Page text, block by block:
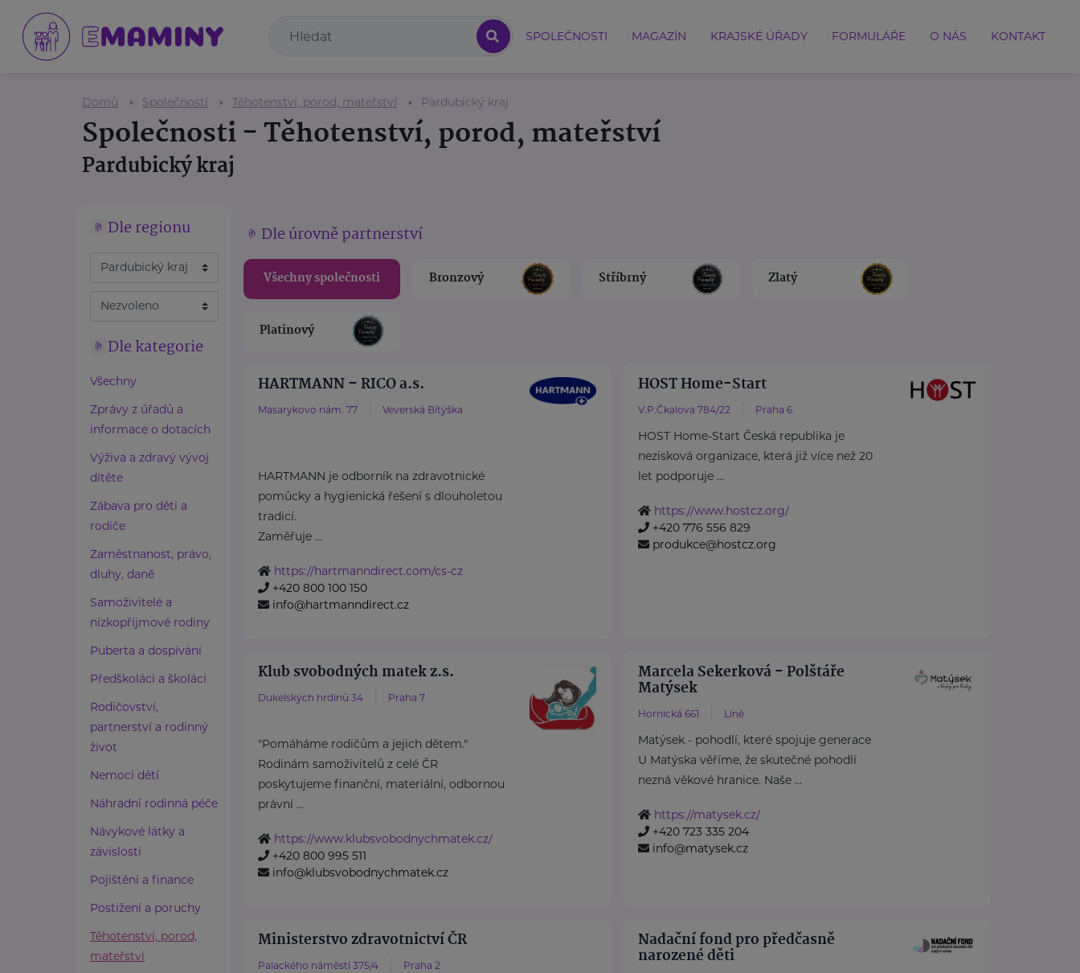
SPOLEČNOSTI MAGAZÍN KRAJSKÉ ÚŘADY FORMULÁŘE O NÁS KONTAKT
Domů Společnosti Těhotenství, porod, mateřství Pardubický kraj
Společnosti - Těhotenství, porod, mateřství
Pardubický kraj
Dle regionu
Dle kategorie
Všechny
Zprávy z úřadů a
informace o dotacích
Výživa a zdravý vývoj
dítěte
Zábava pro děti a
rodiče
Zaměstnanost, právo,
dluhy, daně
Samoživitelé a
nízkopříjmové rodiny
Puberta a dospívání
Předškoláci a školáci
Rodičovství,
partnerství a rodinný
život
Nemoci dětí
Náhradní rodinná péče
Návykové látky a
závislosti
Pojištění a finance
Postižení a poruchy
Těhotenství, porod,
mateřství
Dle úrovně partnerství
Všechny společnosti Bronzový Stříbrný Zlatý
Platinový
HARTMANN – RICO a.s.
Masarykovo nám. 77 Veverská Bítýška
HARTMANN je odborník na zdravotnické
pomůcky a hygienická řešení s dlouholetou
tradicí.
Zaměřuje ...
https://hartmanndirect.com/cs-cz
+420 800 100 150
info@hartmanndirect.cz
HOST Home-Start
V.P.Čkalova 784/22 Praha 6
HOST Home-Start Česká republika je
nezisková organizace, která již více než 20
let podporuje ...
https://www.hostcz.org/
+420 776 556 829
produkce@hostcz.org
Klub svobodných matek z.s.
Dukelských hrdinů 34 Praha 7
"Pomáháme rodičům a jejich dětem."
Rodinám samoživitelů z celé ČR
poskytujeme finanční, materiální, odbornou
právní ...
https://www.klubsvobodnychmatek.cz/
+420 800 995 511
info@klubsvobodnychmatek.cz
Marcela Sekerková - Polštáře
Matýsek
Hornická 661 Líně
Matýsek - pohodlí, které spojuje generace
U Matýska věříme, že skutečné pohodlí
nezná věkové hranice. Naše ...
https://matysek.cz/
+420 723 335 204
info@matysek.cz
Ministerstvo zdravotnictví ČR
Palackého náměstí 375/4 Praha 2
Nadační fond pro předčasně
narozené děti